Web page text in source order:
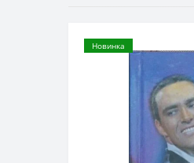
Новинка